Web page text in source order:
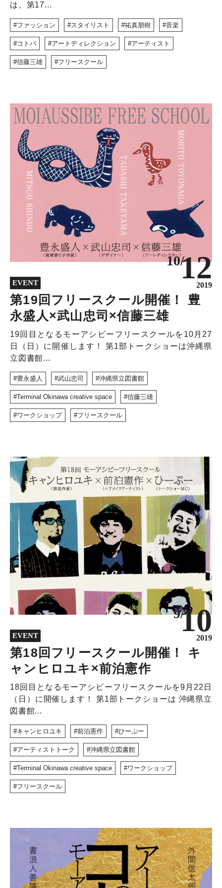
は、第17...
ファッション スタイリスト 祐真朋樹 音楽
コトバ アートディレクション アーティスト
信藤三雄 フリースクール
EVENT
10/12
2019
第19回フリースクール開催！ 豊
永盛人×武山忠司×信藤三雄
19回目となるモーアシビーフリースクールを10月27
日（日）に開催します！ 第1部トークショーは沖縄県
立図書館...
豊永盛人 武山忠司 沖縄県立図書館
Terminal Okinawa creative space 信藤三雄
ワークショップ フリースクール
EVENT
9/10
2019
第18回フリースクール開催！ キ
ャンヒロユキ×前泊憲作
18回目となるモーアシビーフリースクールを9月22日
（日）に開催します！ 第1部トークショーは 沖縄県立
図書館...
キャンヒロユキ 前泊憲作 ひーぷー
アーティストトーク 沖縄県立図書館
Terminal Okinawa creative space ワークショップ
フリースクール